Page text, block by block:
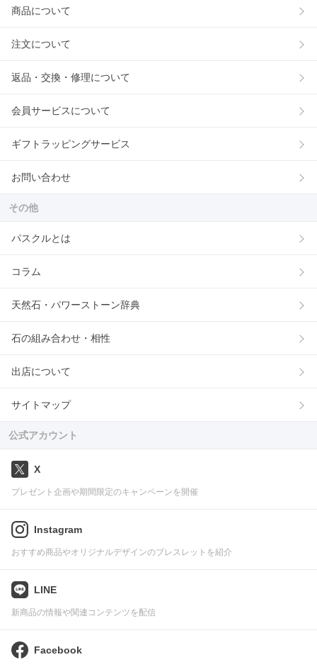
商品について
注文について
返品・交換・修理について
会員サービスについて
ギフトラッピングサービス
お問い合わせ
その他
パスクルとは
コラム
天然石・パワーストーン辞典
石の組み合わせ・相性
出店について
サイトマップ
公式アカウント
X
プレゼント企画や期間限定のキャンペーンを開催
Instagram
おすすめ商品やオリジナルデザインのブレスレットを紹介
LINE
新商品の情報や関連コンテンツを配信
Facebook